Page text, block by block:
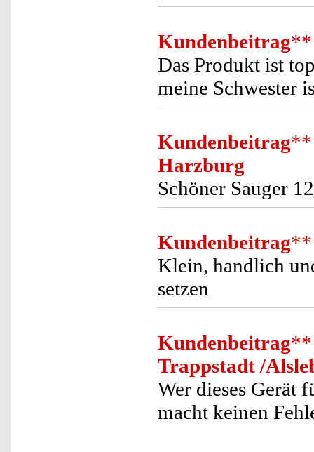
Kundenbeitrag**
Das Produkt ist
meine Schwester
Kundenbeitrag**
Harzburg
Schöner Sauger
Kundenbeitrag**
Klein, handlich
setzen
Kundenbeitrag**
Trappstadt /
Wer dieses Gerät
macht keinen